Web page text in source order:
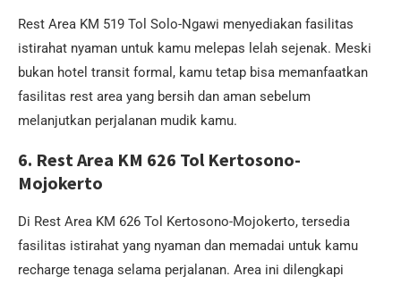
Rest Area KM 519 Tol Solo-Ngawi menyediakan fasilitas
istirahat nyaman untuk kamu melepas lelah sejenak. Meski
bukan hotel transit formal, kamu tetap bisa memanfaatkan
fasilitas rest area yang bersih dan aman sebelum
melanjutkan perjalanan mudik kamu.
6. Rest Area KM 626 Tol Kertosono-
Mojokerto
Di Rest Area KM 626 Tol Kertosono-Mojokerto, tersedia
fasilitas istirahat yang nyaman dan memadai untuk kamu
recharge tenaga selama perjalanan. Area ini dilengkapi